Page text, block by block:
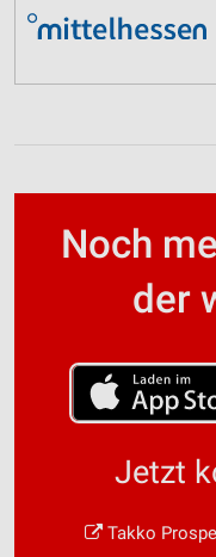
Noch
der
Jetzt
Takko